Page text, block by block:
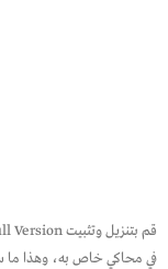
في محاكي خاص به، وهذا ما